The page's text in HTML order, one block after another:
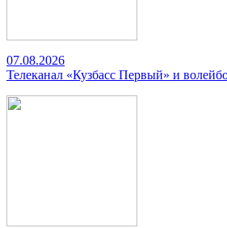
07.08.2026
Телеканал «Кузбасс Первый» и